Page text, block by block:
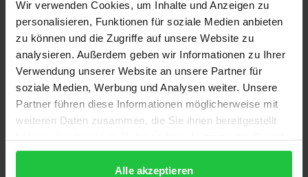
Wir verwenden Cookies, um Inhalte und Anzeigen zu
personalisieren, Funktionen für soziale Medien anbieten
zu können und die Zugriffe auf unsere Website zu
analysieren. Außerdem geben wir Informationen zu Ihrer
Verwendung unserer Website an unsere Partner für
soziale Medien, Werbung und Analysen weiter. Unsere
Partner führen diese Informationen möglicherweise mit
weiteren Daten zusammen, die Sie ihnen bereitgestellt
gesammelt haben.
Alle akzeptieren
stabilisierend: Dazu gehören institutionelle
Eigengeschichten (mittels der Suggestion von
Kontinuität durch Zeitrechnungen, Gedenktage etc.),
Eigenräume (vom heiligen Hain bis zu
Eindrucksarchitekturen) und Formen der
Kanonisierung des Wissens etc. Ausgehend von
diesen Schlüsselkategorien wird auch die für
Machtsteigerung durch Sichtbarkeit und